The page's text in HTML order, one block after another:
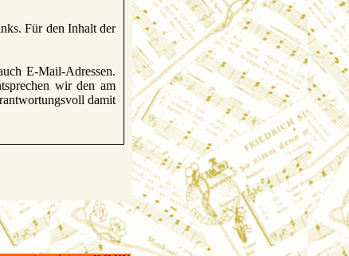
Für den Inhalt der
E-Mail-Adressen.
wir den am
damit